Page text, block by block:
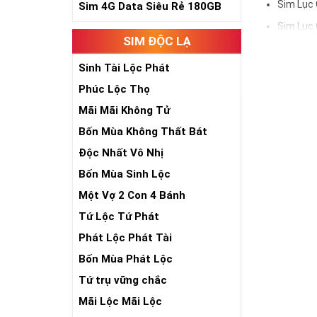
Sim 4G Data Siêu Rẻ 180GB
SIM ĐỘC LẠ
Sinh Tài Lộc Phát
Phúc Lộc Thọ
Mãi Mãi Không Tử
Bốn Mùa Không Thất Bát
Độc Nhất Vô Nhị
Bốn Mùa Sinh Lộc
Một Vợ 2 Con 4 Bánh
Tứ Lộc Tứ Phát
Phát Lộc Phát Tài
Bốn Mùa Phát Lộc
Tứ trụ vững chắc
Mãi Lộc Mãi Lộc
Sim Lục
Sim Lục
Và trên tất cả